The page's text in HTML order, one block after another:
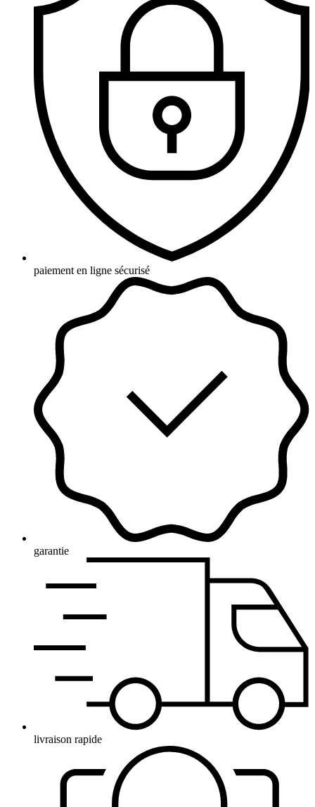
paiement en ligne sécurisé
garantie
livraison rapide